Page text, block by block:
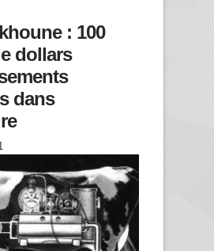
: 100
dollars
dans